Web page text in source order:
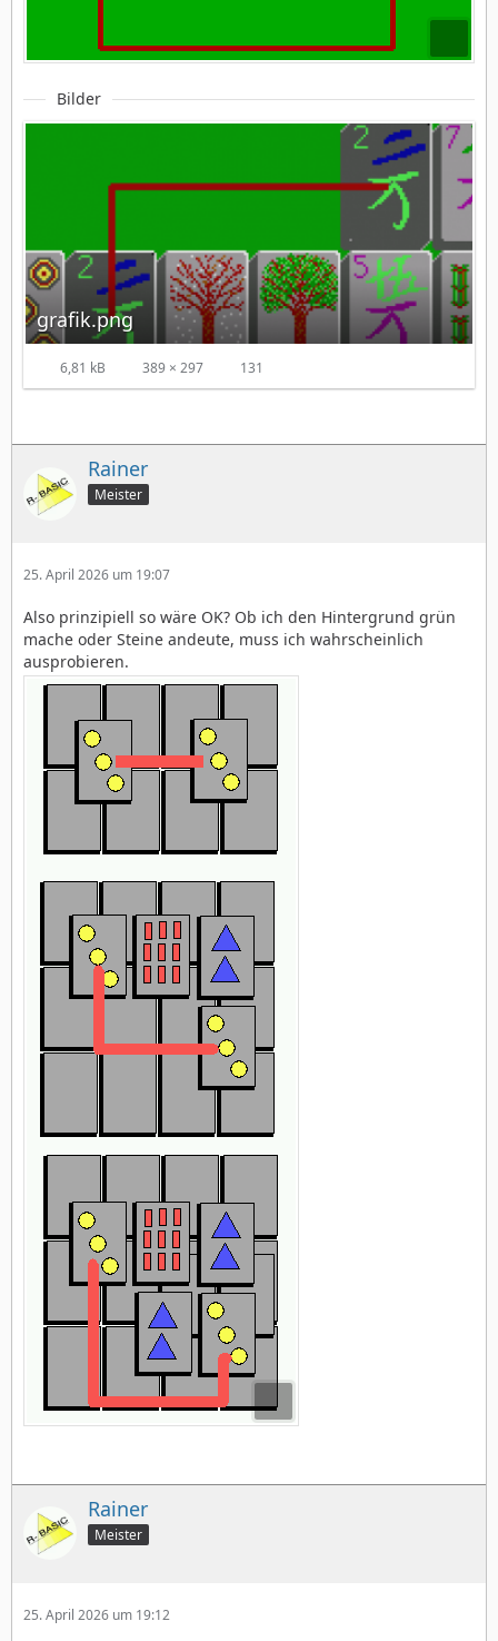
Bilder
grafik.png
6,81 kB 389 × 297 131
Rainer
Meister
25. April 2026 um 19:07
Also prinzipiell so wäre OK? Ob ich den Hintergrund grün
mache oder Steine andeute, muss ich wahrscheinlich
ausprobieren.
Rainer
Meister
25. April 2026 um 19:12